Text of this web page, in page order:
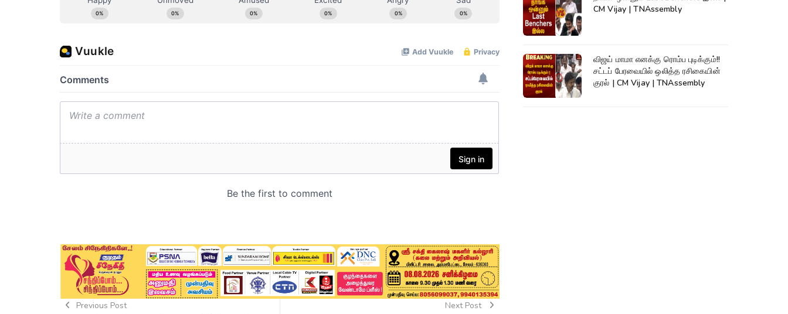
Previous Post Next Post
CM Vijay | TNAssembly
விஜய் மாமா எனக்கு ரொம்ப புடிக்கும்!!
சட்டப் பேரவையில் ஒலித்த ரசிகையின்
குரல் | CM Vijay | TNAssembly